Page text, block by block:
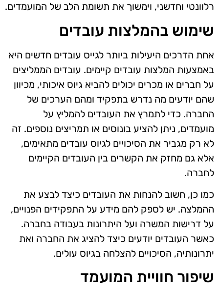
רלוונטי וחדשני, וימשוך את תשומת הלב של המועמדים.
שימוש בהמלצות עובדים
אחת הדרכים היעילות ביותר לגייס עובדים חדשים היא
באמצעות המלצות עובדים קיימים. עובדים הממליצים
על חברים או מכרים יכולים להביא גיוס איכותי, מכיוון
שהם יודעים מה נדרש בתפקיד ומהם הערכים של
החברה. כדי לתמרץ את העובדים להמליץ על
מועמדים, ניתן להציע בונוסים או תמריצים נוספים. זה
לא רק מגביר את הסיכויים לגיוס עובדים מתאימים,
אלא גם מחזק את הקשרים בין העובדים הקיימים
לחברה.
כמו כן, חשוב להנחות את העובדים כיצד לבצע את
ההמלצה. יש לספק להם מידע על התפקידים הפנויים,
על דרישות המשרה ועל היתרונות בעבודה בחברה.
כאשר העובדים יודעים כיצד להציג את החברה ואת
יתרונותיה, הסיכויים להצלחה בגיוס עולים.
שיפור חוויית המועמד